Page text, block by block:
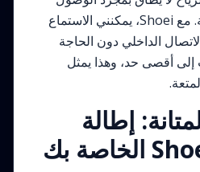
إلى سرعة 90 كم/ساعة. مع Shoei، يمكنني الاستماع
الداخلي دون الحاجة
أقصى حد، وهذا يمثل
إطالة